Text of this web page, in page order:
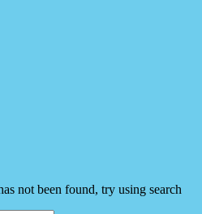
not been found, try using search